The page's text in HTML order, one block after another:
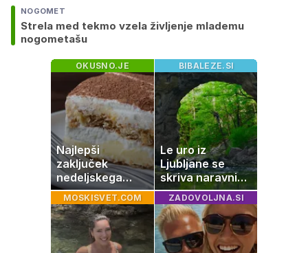
NOGOMET
Strela med tekmo vzela življenje mlademu
nogometašu
OKUSNO.JE
Najlepši
zaključek
nedeljskega
kosila: 8 sladic
brez peke, ki se
jih vsi veselijo
BIBALEZE.SI
Le uro iz
Ljubljane se
skriva naravni
čudež, ki je kot
ustvarjen za
družinski izlet
MOSKISVET.COM ZADOVOLJNA.SI